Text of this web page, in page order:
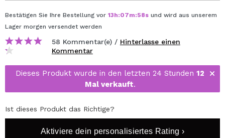
Bestätigen Sie Ihre Bestellung vor 13h:07m:58s und wird aus unserem
Lager morgen versendet werden
58 Kommentar(e) / Hinterlasse einen
Kommentar
Dieses Produkt wurde in den letzten 24 Stunden 12
Mal verkauft.
Ist dieses Produkt das Richtige?
Aktiviere dein personalisiertes Rating ›